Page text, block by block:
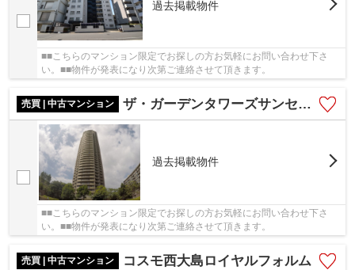
過去掲載物件
■■こちらのマンション限定でお探しの方お気軽にお問い合わせ下さ
い。■■物件が発表になり次第ご連絡させて頂きます。
売買 | 中古マンション ザ・ガーデンタワーズサンセットタワー
過去掲載物件
■■こちらのマンション限定でお探しの方お気軽にお問い合わせ下さ
い。■■物件が発表になり次第ご連絡させて頂きます。
売買 | 中古マンション コスモ西大島ロイヤルフォルム